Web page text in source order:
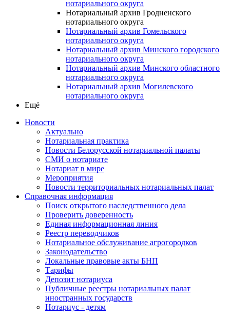
нотариального округа
Нотариальный архив Гродненского
нотариального округа
Нотариальный архив Гомельского
нотариального округа
Нотариальный архив Минского городского
нотариального округа
Нотариальный архив Минского областного
нотариального округа
Нотариальный архив Могилевского
нотариального округа
Ещё
Новости
Актуально
Нотариальная практика
Новости Белорусской нотариальной палаты
СМИ о нотариате
Нотариат в мире
Мероприятия
Новости территориальных нотариальных палат
Справочная информация
Поиск открытого наследственного дела
Проверить доверенность
Единая информационная линия
Реестр переводчиков
Нотариальное обслуживание агрогородков
Законодательство
Локальные правовые акты БНП
Тарифы
Депозит нотариуса
Публичные реестры нотариальных палат
иностранных государств
Нотариус - детям